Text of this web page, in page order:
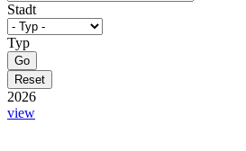
Stadt
Typ
2026
view